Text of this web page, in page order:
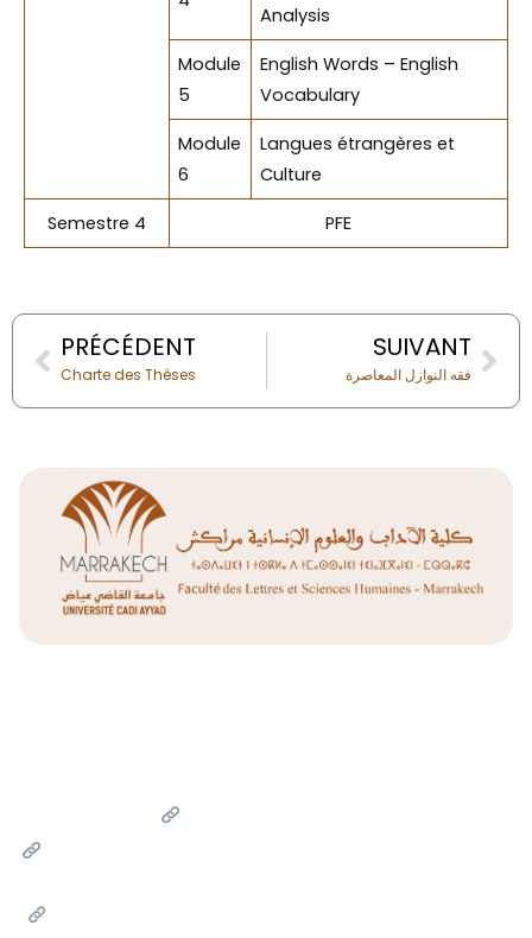
Analysis
Module
5
English Words – English
Vocabulary
Module
6
Langues étrangères et
Culture
Semestre 4 PFE
PrevPRÉCÉDENT
Charte des Thèses
SUIVANT
فقه النوازل المعاصرة